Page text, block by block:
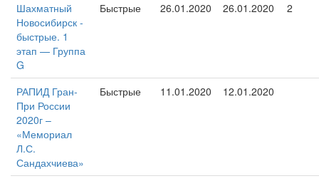
Шахматный
Новосибирск -
быстрые. 1
этап — Группа
G
Быстрые 26.01.2020 26.01.2020 2
РАПИД Гран-
При России
2020г –
«Мемориал
Л.С.
Сандахчиева»
Быстрые 11.01.2020 12.01.2020